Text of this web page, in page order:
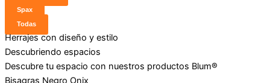
Spax
Todas
Herrajes con diseño y estilo
Descubriendo espacios
Descubre tu espacio con nuestros productos Blum®
Bisagras Negro Onix